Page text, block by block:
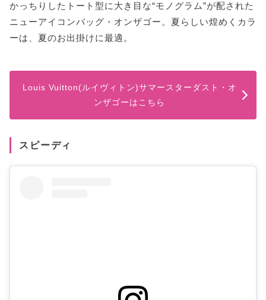
かっちりしたトート型に大き目な“モノグラム”が配された
ニューアイコンバッグ・オンザゴー。夏らしい煌めくカラ
ーは、夏のお出掛けに最適。
Louis Vuitton(ルイヴィトン)サマースターダスト・オ
ンザゴーはこちら
スピーディ